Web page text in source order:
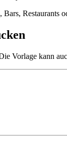
Restaurants
Vorlage kann